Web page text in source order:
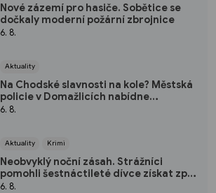
Nové zázemí pro hasiče. Sobětice se
dočkaly moderní požární zbrojnice
6. 8.
Aktuality
Na Chodské slavnosti na kole? Městská
policie v Domažlicích nabídne
bezplatnou úschovnu
6. 8.
Aktuality Krimi
Neobvyklý noční zásah. Strážníci
pomohli šestnáctileté dívce získat zpět
mobil
6. 8.